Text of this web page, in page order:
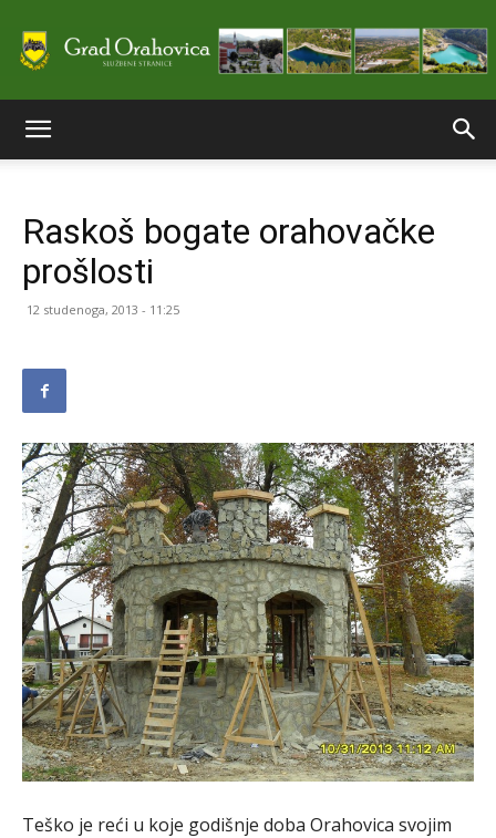
stranice
Raskoš bogate orahovačke
prošlosti
12 studenoga, 2013 - 11:25
Teško je reći u koje godišnje doba Orahovica svojim